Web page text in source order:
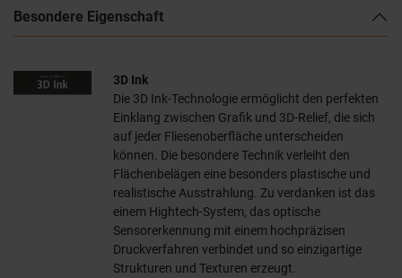
Besondere Eigenschaft
3D Ink
Die 3D Ink-Technologie ermöglicht den perfekten
Einklang zwischen Grafik und 3D-Relief, die sich
auf jeder Fliesenoberfläche unterscheiden
können. Die besondere Technik verleiht den
Flächenbelägen eine besonders plastische und
realistische Ausstrahlung. Zu verdanken ist das
einem Hightech-System, das optische
Sensorerkennung mit einem hochpräzisen
Druckverfahren verbindet und so einzigartige
Strukturen und Texturen erzeugt.